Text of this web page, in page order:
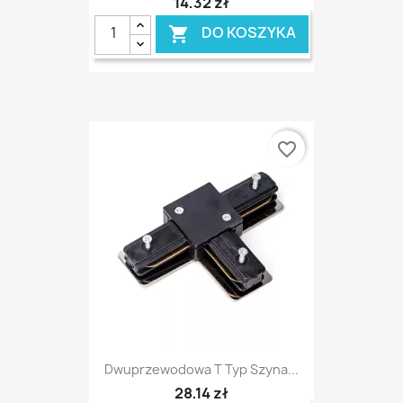
 DO KOSZYKA
Dwuprzewodowa T Typ Szyna...
28,14 zł
favorite_border